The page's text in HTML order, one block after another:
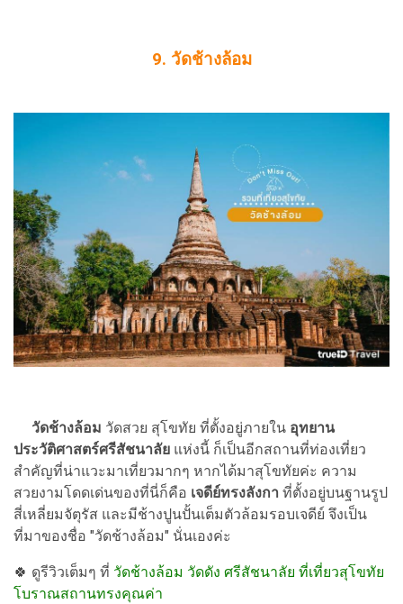
9. วัดช้างล้อม
วัดช้างล้อม วัดสวย สุโขทัย ที่ตั้งอยู่ภายใน อุทยาน
ประวัติศาสตร์ศรีสัชนาลัย แห่งนี้ ก็เป็นอีกสถานที่ท่องเที่ยว
สำคัญที่น่าแวะมาเที่ยวมากๆ หากได้มาสุโขทัยค่ะ ความ
สวยงามโดดเด่นของที่นี่ก็คือ เจดีย์ทรงลังกา ที่ตั้งอยู่บนฐานรูป
สี่เหลี่ยมจัตุรัส และมีช้างปูนปั้นเต็มตัวล้อมรอบเจดีย์ จึงเป็น
ที่มาของชื่อ "วัดช้างล้อม" นั่นเองค่ะ
🍀 ดูรีวิวเต็มๆ ที่ วัดช้างล้อม วัดดัง ศรีสัชนาลัย ที่เที่ยวสุโขทัย
โบราณสถานทรงคุณค่า